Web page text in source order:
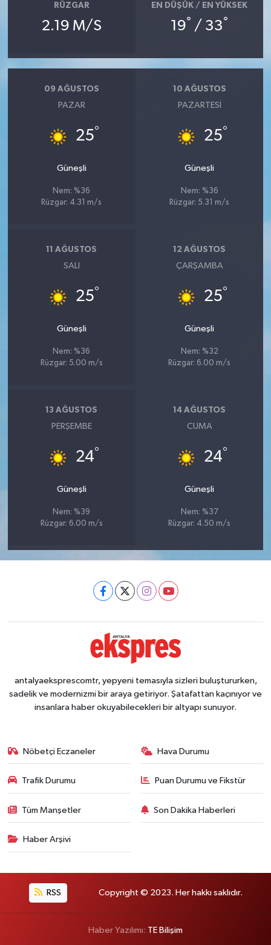
RÜZGAR
2.19 M/S
EN DÜŞÜK / EN YÜKSEK
19° / 33°
09 AĞUSTOS
PAZAR
25°
Güneşli
Nem: %36
Rüzgar: 4.31 m/s
10 AĞUSTOS
PAZARTESI
25°
Güneşli
Nem: %36
Rüzgar: 5.31 m/s
11 AĞUSTOS
SALI
25°
Güneşli
Nem: %36
Rüzgar: 5.00 m/s
12 AĞUSTOS
ÇARŞAMBA
25°
Güneşli
Nem: %32
Rüzgar: 6.00 m/s
13 AĞUSTOS
PERŞEMBE
24°
Güneşli
Nem: %39
Rüzgar: 6.00 m/s
14 AĞUSTOS
CUMA
24°
Güneşli
Nem: %37
Rüzgar: 4.50 m/s
antalyaeksprescomtr, yepyeni temasıyla sizleri buluştururken,
sadelik ve modernizmi bir araya getiriyor. Şatafattan kaçınıyor ve
insanlara haber okuyabilecekleri bir altyapı sunuyor.
Nöbetçi Eczaneler Hava Durumu
Trafik Durumu Puan Durumu ve Fikstür
Tüm Manşetler Son Dakika Haberleri
Haber Arşivi
RSS Copyright © 2023. Her hakkı saklıdır.
Haber Yazılımı: TE Bilişim